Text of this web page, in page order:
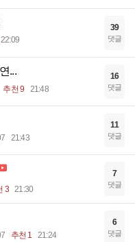
22:09
39
댓글
...
추천 9 21:48
16
댓글
21:43
11
댓글
3 21:30
7
댓글
추천 1 21:24
6
댓글